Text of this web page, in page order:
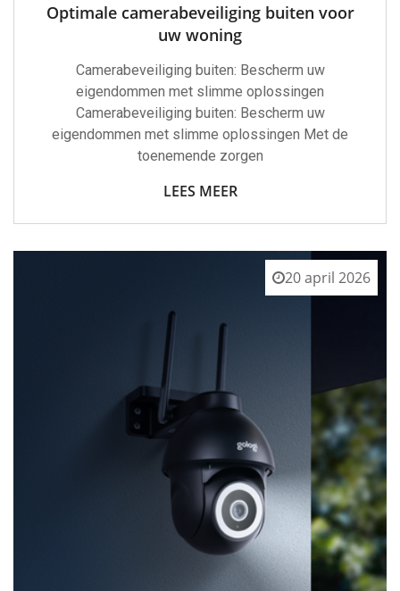
Optimale camerabeveiliging buiten voor
uw woning
Camerabeveiliging buiten: Bescherm uw
eigendommen met slimme oplossingen
Camerabeveiliging buiten: Bescherm uw
eigendommen met slimme oplossingen Met de
toenemende zorgen
LEES MEER
20 april 2026